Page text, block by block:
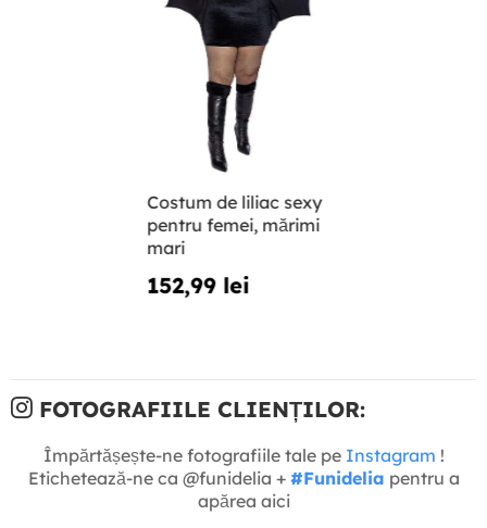
Costum de liliac sexy
pentru femei, mărimi
mari
152,99 lei
FOTOGRAFIILE CLIENȚILOR:
Împărtășește-ne fotografiile tale pe Instagram !
Etichetează-ne ca @funidelia + #Funidelia pentru a
apărea aici